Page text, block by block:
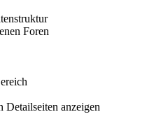
Foren
anzeigen